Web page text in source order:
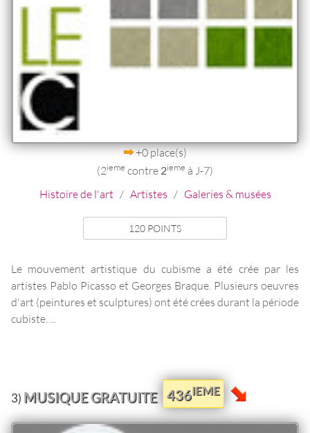
+0 place(s)
(2ieme contre 2ieme à J-7)
Histoire de l'art / Artistes / Galeries & musées
120 POINTS
Le mouvement artistique du cubisme a été crée par les
artistes Pablo Picasso et Georges Braque. Plusieurs oeuvres
d'art (peintures et sculptures) ont été crées durant la période
cubiste. ...
3) MUSIQUE GRATUITE 436IEME